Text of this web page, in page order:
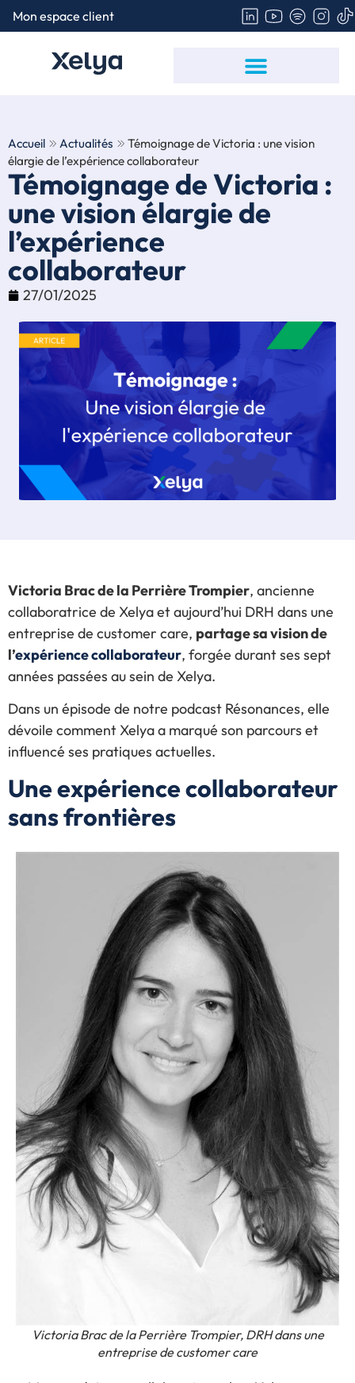
Mon espace client
Accueil Actualités
Témoignage de Victoria : une vision
élargie de l’expérience collaborateur
Témoignage de Victoria :
une vision élargie de
l’expérience
collaborateur
27/01/2025
Victoria Brac de la Perrière Trompier, ancienne
collaboratrice de Xelya et aujourd’hui DRH dans une
entreprise de customer care, partage sa vision de
l’expérience collaborateur, forgée durant ses sept
années passées au sein de Xelya.
Dans un épisode de notre podcast Résonances, elle
dévoile comment Xelya a marqué son parcours et
influencé ses pratiques actuelles.
Une expérience collaborateur
sans frontières
Victoria Brac de la Perrière Trompier, DRH dans une
entreprise de customer care